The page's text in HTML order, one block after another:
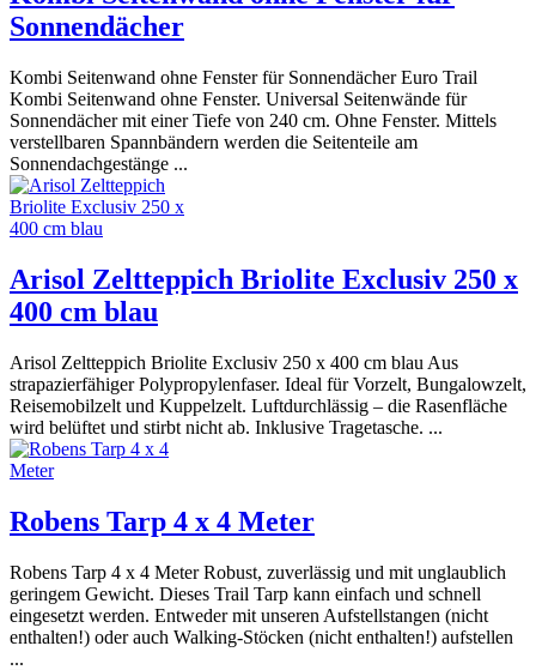
Sonnendächer
Kombi Seitenwand ohne Fenster für Sonnendächer Euro Trail
Kombi Seitenwand ohne Fenster. Universal Seitenwände für
Sonnendächer mit einer Tiefe von 240 cm. Ohne Fenster. Mittels
verstellbaren Spannbändern werden die Seitenteile am
Sonnendachgestänge ...
Arisol Zeltteppich Briolite Exclusiv 250 x
400 cm blau
Arisol Zeltteppich Briolite Exclusiv 250 x 400 cm blau Aus
strapazierfähiger Polypropylenfaser. Ideal für Vorzelt, Bungalowzelt,
Reisemobilzelt und Kuppelzelt. Luftdurchlässig – die Rasenfläche
wird belüftet und stirbt nicht ab. Inklusive Tragetasche. ...
Robens Tarp 4 x 4 Meter
Robens Tarp 4 x 4 Meter Robust, zuverlässig und mit unglaublich
geringem Gewicht. Dieses Trail Tarp kann einfach und schnell
eingesetzt werden. Entweder mit unseren Aufstellstangen (nicht
enthalten!) oder auch Walking-Stöcken (nicht enthalten!) aufstellen
...